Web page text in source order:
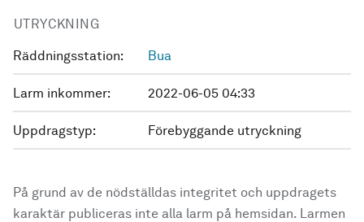
UTRYCKNING
Räddningsstation: Bua
Larm inkommer: 2022-06-05 04:33
Uppdragstyp: Förebyggande utryckning
På grund av de nödställdas integritet och uppdragets
karaktär publiceras inte alla larm på hemsidan. Larmen